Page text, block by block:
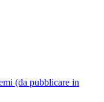
(da pubblicare in